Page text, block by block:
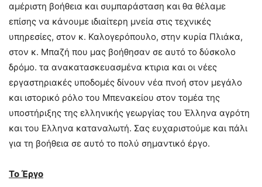
αμέριστη βοήθεια και συμπαράσταση και θα θέλαμε
επίσης να κάνουμε ιδιαίτερη μνεία στις τεχνικές
υπηρεσίες, στον κ. Καλογερόπουλο, στην κυρία Πλιάκα,
στον κ. Μπαζή που μας βοήθησαν σε αυτό το δύσκολο
δρόμο. τα ανακατασκευασμένα κτιρια και οι νέες
εργαστηριακές υποδομές δίνουν νέα πνοή στον μεγάλο
και ιστορικό ρόλο του Μπενακείου στον τομέα της
υποστήριξης της ελληνικής γεωργίας του Έλληνα αγρότη
και του Ελληνα καταναλωτή. Σας ευχαριστούμε και πάλι
για τη βοήθεια σε αυτό το πολύ σημαντικό έργο.
Το Έργο